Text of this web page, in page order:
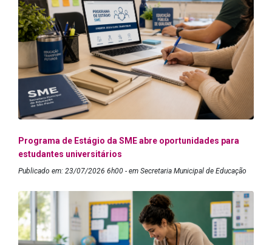
Programa de Estágio da SME abre oportunidades para
estudantes universitários
Publicado em: 23/07/2026 6h00 - em Secretaria Municipal de Educação